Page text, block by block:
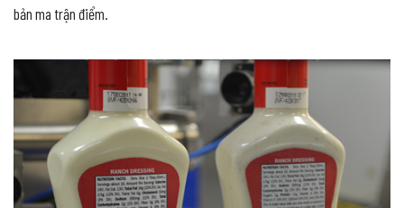
bản ma trận điểm.